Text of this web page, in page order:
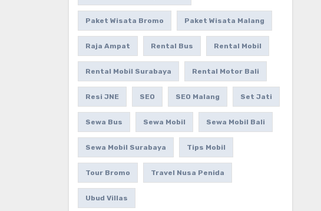
Paket Wisata Bromo Paket Wisata Malang
Raja Ampat Rental Bus Rental Mobil
Rental Mobil Surabaya Rental Motor Bali
Resi JNE SEO SEO Malang Set Jati
Sewa Bus Sewa Mobil Sewa Mobil Bali
Sewa Mobil Surabaya Tips Mobil
Tour Bromo Travel Nusa Penida
Ubud Villas